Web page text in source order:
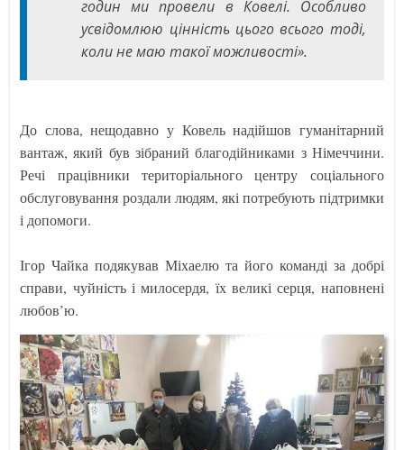
годин ми провели в Ковелі. Особливо
усвідомлюю цінність цього всього тоді,
коли не маю такої можливості».
До слова, нещодавно у Ковель надійшов гуманітарний
вантаж, який був зібраний благодійниками з Німеччини.
Речі працівники територіального центру соціального
обслуговування роздали людям, які потребують підтримки
і допомоги.
Ігор Чайка подякував Міхаелю та його команді за добрі
справи, чуйність і милосердя, їх великі серця, наповнені
любов’ю.